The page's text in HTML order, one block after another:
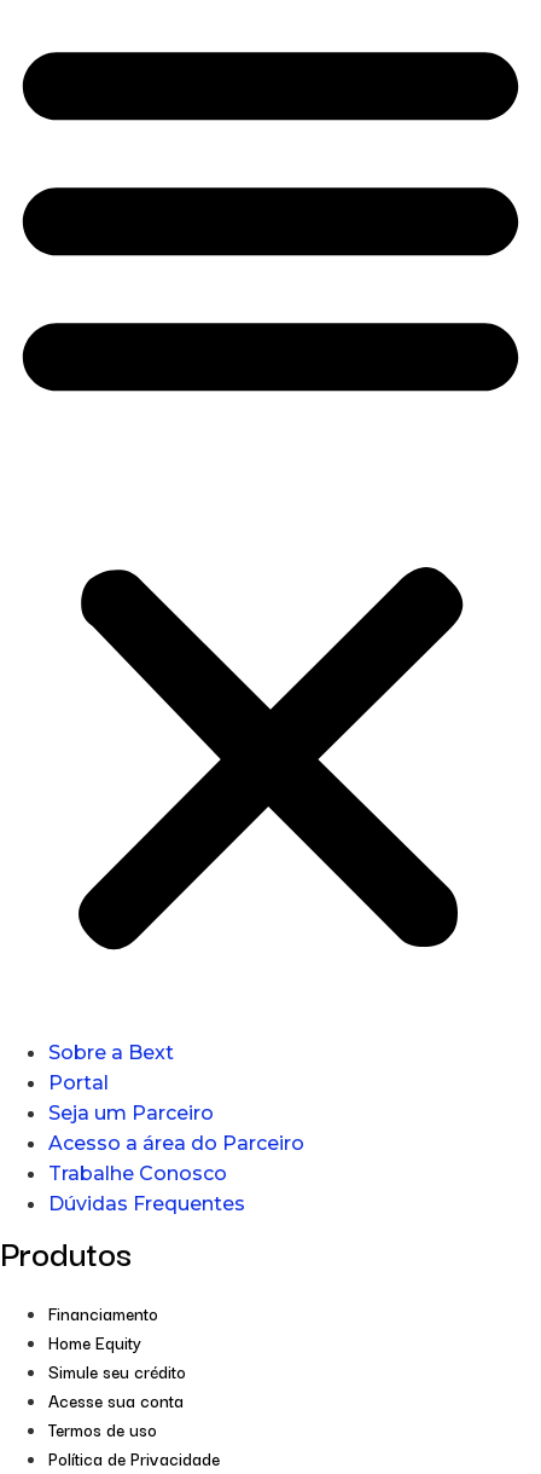
Sobre a Bext
Portal
Seja um Parceiro
Acesso a área do Parceiro
Trabalhe Conosco
Dúvidas Frequentes
Produtos
Financiamento
Home Equity
Simule seu crédito
Acesse sua conta
Termos de uso
Política de Privacidade